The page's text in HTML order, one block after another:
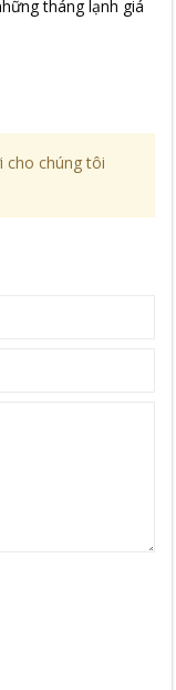
tháng lạnh giá
cho chúng tôi